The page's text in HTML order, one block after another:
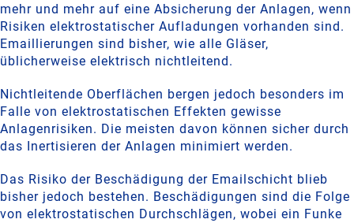
mehr und mehr auf eine Absicherung der Anlagen, wenn
Risiken elektrostatischer Aufladungen vorhanden sind.
Emaillierungen sind bisher, wie alle Gläser,
üblicherweise elektrisch nichtleitend.
Nichtleitende Oberflächen bergen jedoch besonders im
Falle von elektrostatischen Effekten gewisse
Anlagenrisiken. Die meisten davon können sicher durch
das Inertisieren der Anlagen minimiert werden.
Das Risiko der Beschädigung der Emailschicht blieb
bisher jedoch bestehen. Beschädigungen sind die Folge
von elektrostatischen Durchschlägen, wobei ein Funke